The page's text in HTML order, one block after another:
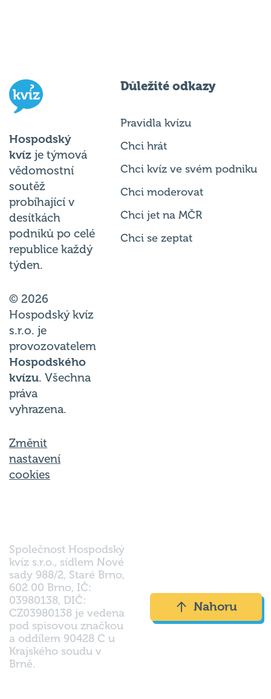
Hospodský
kvíz je týmová
vědomostní
soutěž
probíhající v
desítkách
podniků po celé
republice každý
týden.
© 2026
Hospodský kvíz
s.r.o. je
provozovatelem
Hospodského
kvízu. Všechna
práva
vyhrazena.
Změnit
nastavení
cookies
Důležité odkazy
Pravidla kvízu
Chci hrát
Chci kvíz ve svém podniku
Chci moderovat
Chci jet na MČR
Chci se zeptat
Společnost Hospodský
kvíz s.r.o., sídlem Nové
sady 988/2, Staré Brno,
602 00 Brno, IČ:
03980138, DIČ:
CZ03980138 je vedena
pod spisovou značkou
a oddílem 90428 C u
Krajského soudu v
Brně.
Nahoru